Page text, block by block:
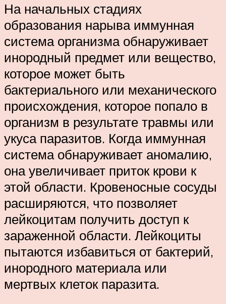
На начальных стадиях
образования нарыва иммунная
система организма обнаруживает
инородный предмет или вещество,
которое может быть
бактериального или механического
происхождения, которое попало в
организм в результате травмы или
укуса паразитов. Когда иммунная
система обнаруживает аномалию,
она увеличивает приток крови к
этой области. Кровеносные сосуды
расширяются, что позволяет
лейкоцитам получить доступ к
зараженной области. Лейкоциты
пытаются избавиться от бактерий,
инородного материала или
мертвых клеток паразита.